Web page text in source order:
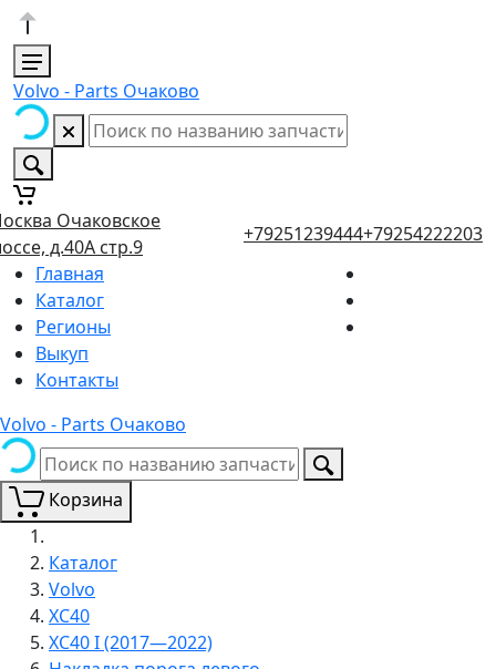
Volvo - Parts Очаково
Очаковское
д.40А стр.9
+79251239444+79254222203
Главная
Каталог
Регионы
Выкуп
Контакты
Volvo - Parts Очаково
Корзина
Каталог
Volvo
XC40
XC40 I (2017—2022)